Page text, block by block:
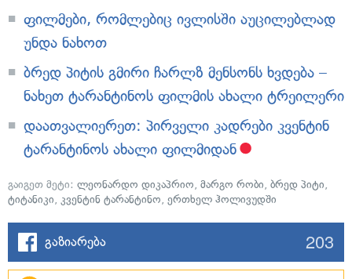
ფილმები, რომლებიც ივლისში აუცილებლად
უნდა ნახოთ
ბრედ პიტის გმირი ჩარლზ მენსონს ხვდება –
ნახეთ ტარანტინოს ფილმის ახალი ტრეილერი
დაათვალიერეთ: პირველი კადრები კვენტინ
ტარანტინოს ახალი ფილმიდან
გაიგეთ მეტი: ლეონარდო დიკაპრიო, მარგო რობი, ბრედ პიტი,
ტიტანიკი, კვენტინ ტარანტინო, ერთხელ ჰოლივუდში
გაზიარება 203